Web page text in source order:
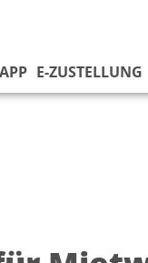
E-ZUSTELLUNG